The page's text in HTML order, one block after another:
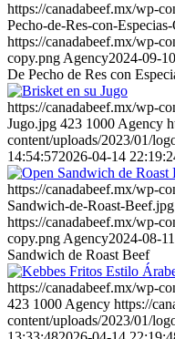
https://canadabeef.mx/wp-
Pecho-de-Res-con-
https://canadabeef.mx/wp-
copy.png Agency2024-09-
De Pecho de Res con
https://canadabeef.mx/wp-
Jugo.jpg 423 1000 Agency
content/uploads/2023/01/
14:54:572026-04-14
https://canadabeef.mx/wp-
Sandwich-de-Roast-Beef.jpg
https://canadabeef.mx/wp-
copy.png Agency2024-08-
Sandwich de Roast Beef
https://canadabeef.mx/wp-
423 1000 Agency https://
content/uploads/2023/01/